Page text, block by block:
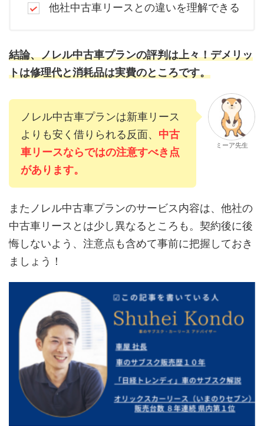
他社中古車リースとの違いを理解できる
結論、ノレル中古車プランの評判は上々！デメリッ
トは修理代と消耗品は実費のところです。
ノレル中古車プランは新車リース
よりも安く借りられる反面、 中古
車リースならではの注意すべき点
があります。
ミーア先生
またノレル中古車プランのサービス内容は、他社の
中古車リースとは少し異なるところも。契約後に後
悔しないよう、注意点も含めて事前に把握しておき
ましょう！